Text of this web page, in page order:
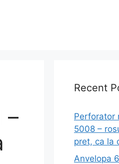
–
Recent
Perforator
5008 –
pret, ca la
Anvelopa